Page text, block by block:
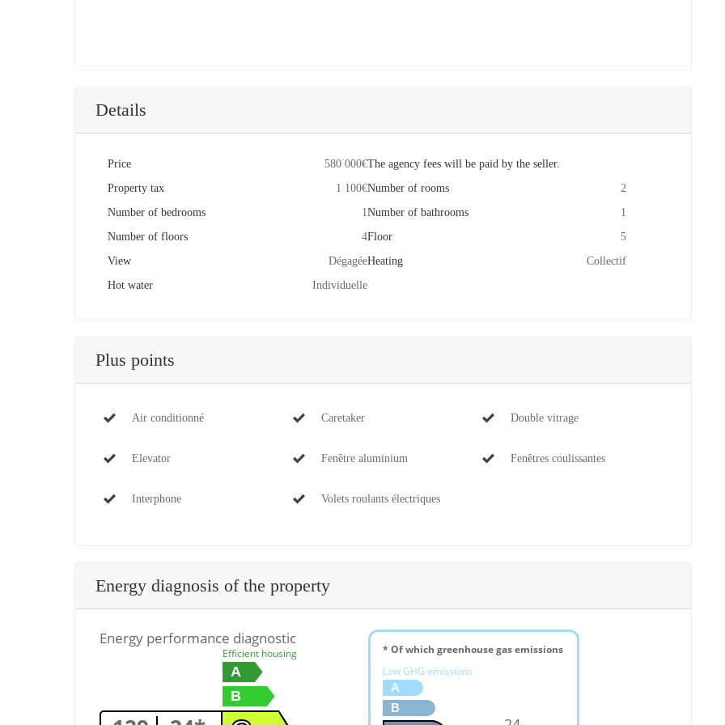
Details
Price 580 000€The agency fees will be paid by the seller.
Property tax
1 100€Number of rooms
2
Number of bedrooms
1Number of bathrooms
1
Number of floors
4Floor
5
View
DégagéeHeating
Collectif
Hot water
Individuelle
Plus points
Air conditionné Caretaker Double vitrage
Elevator Fenêtre aluminium Fenêtres coulissantes
Interphone Volets roulants électriques
Energy diagnosis of the property
Energy performance diagnostic
Efficient housing
A
B
* Of which greenhouse gas emissions
Low GHG emissions
A
B